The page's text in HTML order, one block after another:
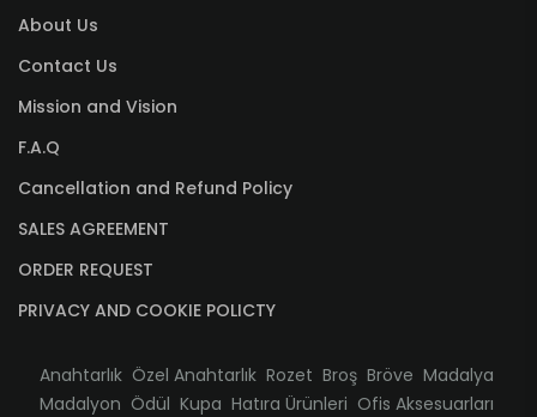
About Us
Contact Us
Mission and Vision
F.A.Q
Cancellation and Refund Policy
SALES AGREEMENT
ORDER REQUEST
PRIVACY AND COOKIE POLICTY
Anahtarlık Özel Anahtarlık Rozet Broş Bröve Madalya
Madalyon Ödül Kupa Hatıra Ürünleri Ofis Aksesuarları